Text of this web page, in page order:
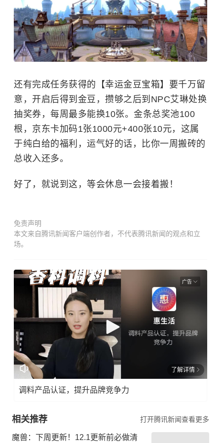
还有完成任务获得的【幸运金豆宝箱】要千万留
意，开启后得到金豆，攒够之后到NPC艾琳处换
抽奖券，每周最多能换10张。金条总奖池100
根，京东卡加码1张1000元+400张10元，这属
于纯白给的福利，运气好的话，比你一周搬砖的
总收入还多。
好了，就说到这，等会休息一会接着搬！
免责声明
本文来自腾讯新闻客户端创作者，不代表腾讯新闻的观点和立
场。
广告
了解详情
调料产品认证，提升品牌竞争力
相关推荐 打开腾讯新闻查看更多
魔兽：下周更新！12.1更新前必做清